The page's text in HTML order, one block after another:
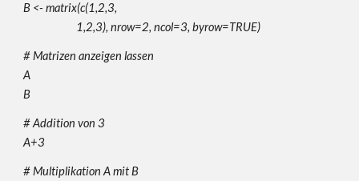
B <- matrix(c(1,2,3,
1,2,3), nrow=2, ncol=3, byrow=TRUE)
# Matrizen anzeigen lassen
A
B
# Addition von 3
A+3
# Multiplikation A mit B